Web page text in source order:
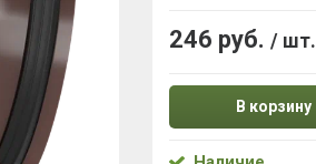
246 руб. / шт.
В корзину